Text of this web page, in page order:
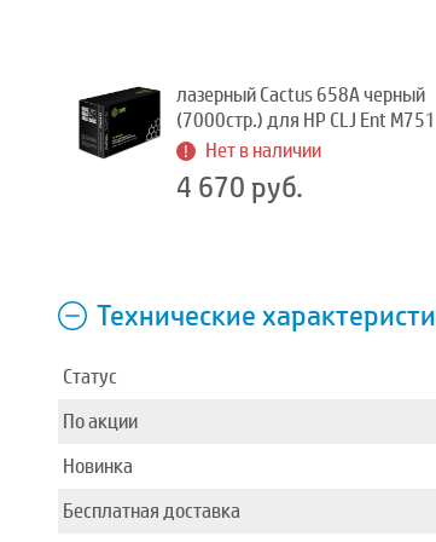
лазерный Cactus 658A черный
(7000стр.) для HP CLJ Ent M751
Нет в наличии
4 670 руб.
Технические
Статус
По акции
Новинка
Бесплатная доставка